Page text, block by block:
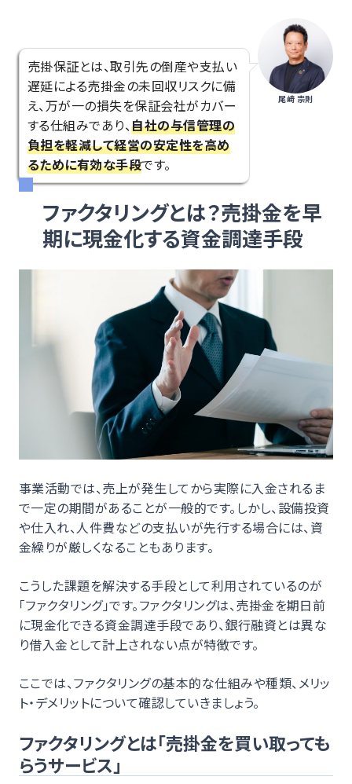
売掛保証とは、取引先の倒産や支払い
遅延による売掛金の未回収リスクに備
え、万が一の損失を保証会社がカバー
する仕組みであり、自社の与信管理の
負担を軽減して経営の安定性を高め
るために有効な手段です。
尾﨑 宗則
ファクタリングとは？売掛金を早
期に現金化する資金調達手段
事業活動では、売上が発生してから実際に入金されるま
で一定の期間があることが一般的です。しかし、設備投資
や仕入れ、人件費などの支払いが先行する場合には、資
金繰りが厳しくなることもあります。
こうした課題を解決する手段として利用されているのが
「ファクタリング」です。ファクタリングは、売掛金を期日前
に現金化できる資金調達手段であり、銀行融資とは異な
り借入金として計上されない点が特徴です。
ここでは、ファクタリングの基本的な仕組みや種類、メリッ
ト・デメリットについて確認していきましょう。
ファクタリングとは「売掛金を買い取っても
らうサービス」